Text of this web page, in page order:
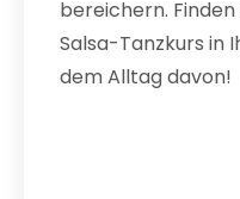
bereichern.
Salsa-Tanzkurs in
dem Alltag davon!